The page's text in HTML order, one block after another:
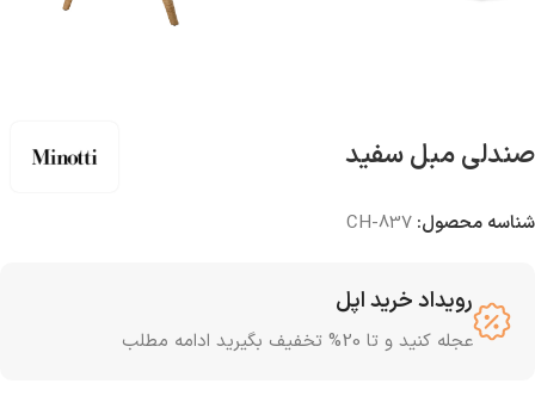
صندلی مبل سفید
شناسه محصول: CH-837
رویداد خرید اپل
عجله کنید و تا 20% تخفیف بگیرید ادامه مطلب